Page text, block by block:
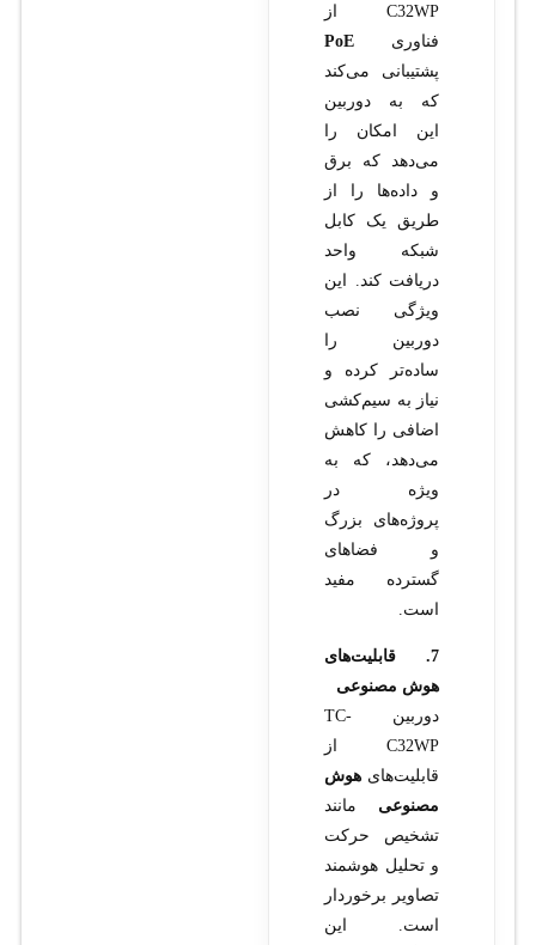
C32WP از
فناوری PoE
پشتیبانی می‌کند
که به دوربین
این امکان را
می‌دهد که برق
و داده‌ها را از
طریق یک کابل
شبکه واحد
دریافت کند. این
ویژگی نصب
دوربین را
ساده‌تر کرده و
نیاز به سیم‌کشی
اضافی را کاهش
می‌دهد، که به
ویژه در
پروژه‌های بزرگ
و فضاهای
گسترده مفید
است.
7. قابلیت‌های
هوش مصنوعی
دوربین TC-
C32WP از
قابلیت‌های هوش
مصنوعی مانند
تشخیص حرکت
و تحلیل هوشمند
تصاویر برخوردار
است. این